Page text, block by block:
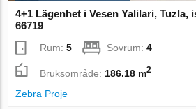
4+1 Lägenhet i Vesen Yalilari, Tuzla,
66719
Rum:5 Sovrum:4
Bruksområde: 186.18 m2
Zebra Proje